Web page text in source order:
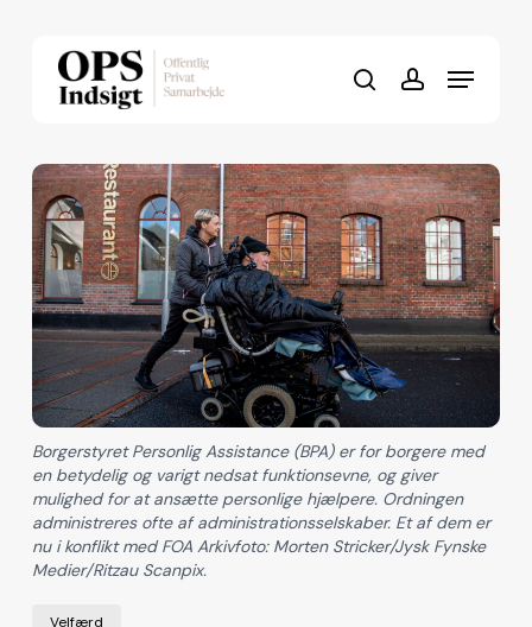
searchaccount
Menu
Velfærd
Borgerstyret Personlig Assistance (BPA) er for borgere med
en betydelig og varigt nedsat funktionsevne, og giver
mulighed for at ansætte personlige hjælpere. Ordningen
administreres ofte af administrationsselskaber. Et af dem er
nu i konflikt med FOA Arkivfoto: Morten Stricker/Jysk Fynske
Medier/Ritzau Scanpix.
Close